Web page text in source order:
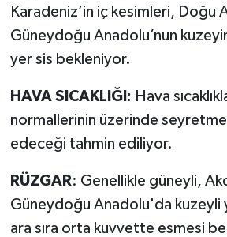
Karadeniz’in iç kesimleri, Doğu
Güneydoğu Anadolu’nun
yer sis bekleniyor.
HAVA SICAKLIĞI: Hava
normallerinin üzerinde
edeceği tahmin ediliyor.
RÜZGAR: Genellikle güneyli,
Güneydoğu Anadolu'da kuzeyli
ara sıra orta kuvvette esmesi